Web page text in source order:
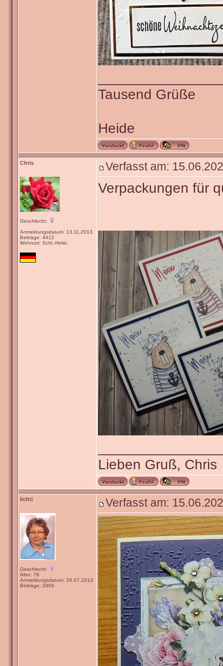
Tausend Grüße
Heide
Chris
Geschlecht:
Anmeldungsdatum: 13.11.2013
Beiträge: 4412
Wohnort: Schl.-Holst.
Verfasst am:
Verpackungen für
Lieben Gruß, Chris
lichti
Geschlecht:
Alter: 76
Anmeldungsdatum: 29.07.2013
Beiträge: 2966
Verfasst am: